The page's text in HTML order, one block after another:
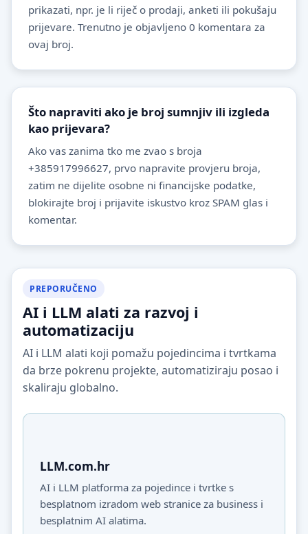
prikazati, npr. je li riječ o prodaji, anketi ili pokušaju
prijevare. Trenutno je objavljeno 0 komentara za
ovaj broj.
Što napraviti ako je broj sumnjiv ili izgleda
kao prijevara?
Ako vas zanima tko me zvao s broja
+385917996627, prvo napravite provjeru broja,
zatim ne dijelite osobne ni financijske podatke,
blokirajte broj i prijavite iskustvo kroz SPAM glas i
komentar.
PREPORUČENO
AI i LLM alati za razvoj i
automatizaciju
AI i LLM alati koji pomažu pojedincima i tvrtkama
da brze pokrenu projekte, automatiziraju posao i
skaliraju globalno.
LLM.com.hr
AI i LLM platforma za pojedince i tvrtke s
besplatnom izradom web stranice za business i
besplatnim AI alatima.